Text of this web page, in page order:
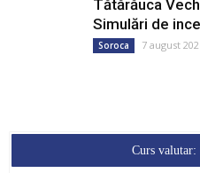
Tătărăuca
Simulări de
Soroca 7 august
Curs